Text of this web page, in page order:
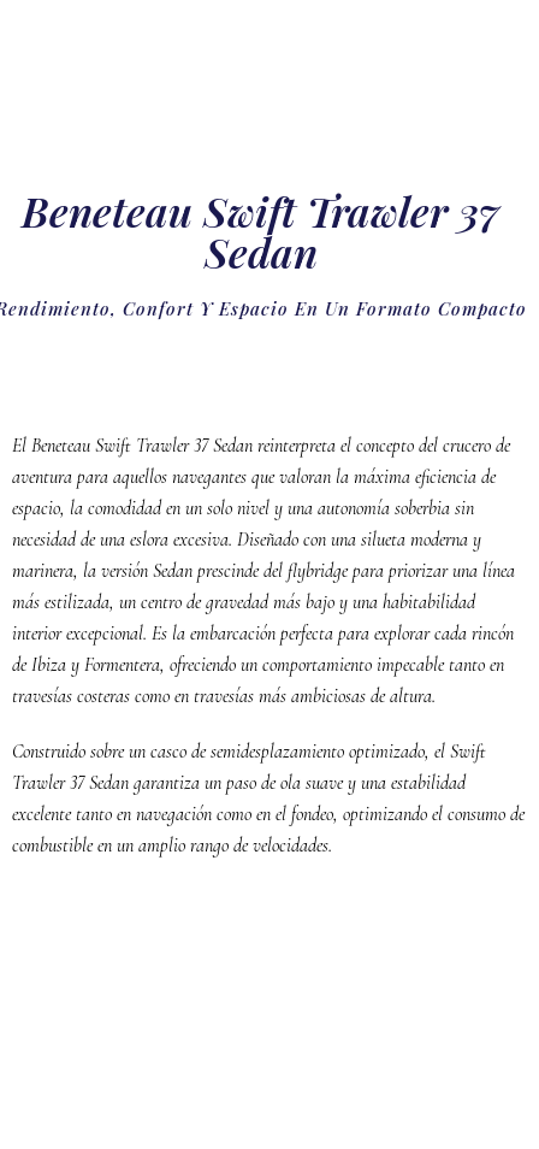
Beneteau Swift Trawler 37
Sedan
Confort Y Espacio En Un Formato Compacto
El Beneteau Swift Trawler 37 Sedan reinterpreta el concepto del crucero de
aventura para aquellos navegantes que valoran la máxima eficiencia de
espacio, la comodidad en un solo nivel y una autonomía soberbia sin
necesidad de una eslora excesiva. Diseñado con una silueta moderna y
marinera, la versión Sedan prescinde del flybridge para priorizar una línea
más estilizada, un centro de gravedad más bajo y una habitabilidad
interior excepcional. Es la embarcación perfecta para explorar cada rincón
de Ibiza y Formentera, ofreciendo un comportamiento impecable tanto en
travesías costeras como en travesías más ambiciosas de altura.
Construido sobre un casco de semidesplazamiento optimizado, el Swift
Trawler 37 Sedan garantiza un paso de ola suave y una estabilidad
excelente tanto en navegación como en el fondeo, optimizando el consumo de
combustible en un amplio rango de velocidades.